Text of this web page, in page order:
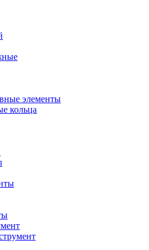
элементы
кольца